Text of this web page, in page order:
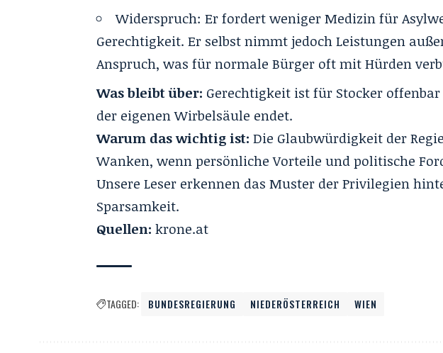
Widerspruch: Er fordert wenigerMedizin für
Gerechtigkeit. Er selbst nimmt jedoch Leistungen
Anspruch, was für normale Bürger oft mit Hürden
Was bleibt über: Gerechtigkeit ist für Stocker
der eigenen Wirbelsäule endet.
Warum das wichtig ist:Die Glaubwürdigkeit der
Wanken, wenn persönliche Vorteile und politische
Unsere Leser erkennen das Muster der Privilegien
Sparsamkeit.
Quellen:krone.at
TAGGED: BUNDESREGIERUNG NIEDERÖSTERREICH WIEN